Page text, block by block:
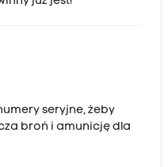
seryjne, żeby
broń i amunicję dla